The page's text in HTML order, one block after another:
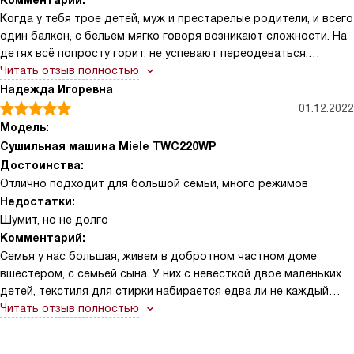
Когда у тебя трое детей, муж и престарелые родители, и всего
один балкон, с бельем мягко говоря возникают сложности. На
детях всё попросту горит, не успевают переодеваться.
Мальчишки ходят на боевые искусства, дочка на балет, муж
работает в две смены на стройке, родители уже старые
сложные люди, тут и недержание, и прочие деликатные
моменты, свойственные их возрасту. И если со стиркой более-
менее решилось с покупкой большой стиральной машины на
отдельные проблемы. Сушить было попросту негде, даже
когда поставили пару обычных сушилок и натянули
дополнительные веревки на балконе. Одежда просто не
успевала сохнуть. И тогда муж, сокровище мое, предложил
купить хорошую вместительную сушилку для белья. Взяли
после долгих выборов и раздумий эту модель. Вместимость
неплохая, до восьми килограмм, сушить можно поочередно.
Причем есть разные режимы и разные программы для сушки,
что очень удобно. Теперь не нужны плечики для сушки изделий
Читать отзыв полностью
Надежда Игоревна
01.12.2022
Модель:
Сушильная машина Miele TWC220WP
Достоинства:
Отлично подходит для большой семьи, много режимов
Недостатки:
Шумит, но не долго
Комментарий:
Семья у нас большая, живем в добротном частном доме
вшестером, с семьей сына. У них с невесткой двое маленьких
детей, текстиля для стирки набирается едва ли не каждый
день. Надоело то и дело развешивать белье по дому или
Читать отзыв полностью